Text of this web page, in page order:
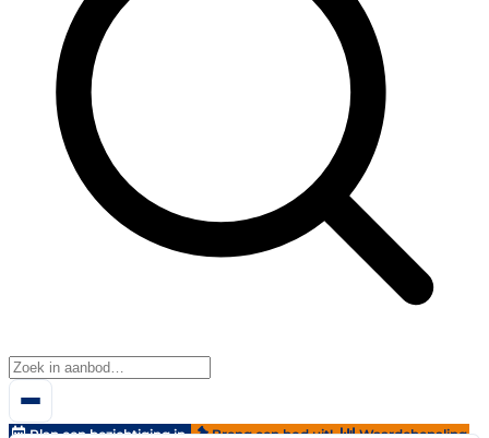
Plan een bezichtiging in Breng een bod uit!
Waardebepaling